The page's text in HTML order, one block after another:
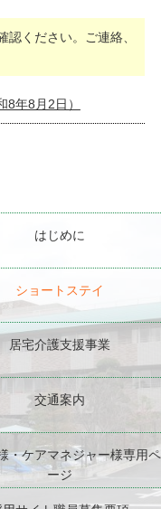
ください。ご連絡、
年8月2日）
はじめに
ショートステイ
居宅介護支援事業
交通案内
・ケアマネジャー様専用ペ
ージ